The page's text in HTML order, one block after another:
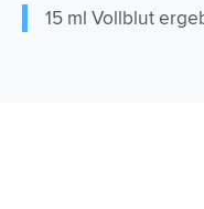
15 ml Vollblut